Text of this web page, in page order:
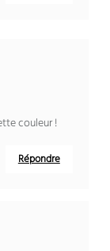
couleur !
Répondre